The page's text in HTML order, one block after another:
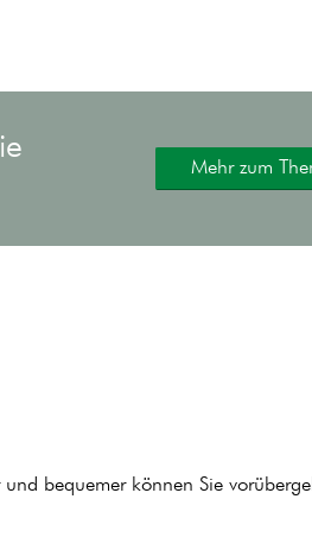
Mehr zum
bequemer können Sie